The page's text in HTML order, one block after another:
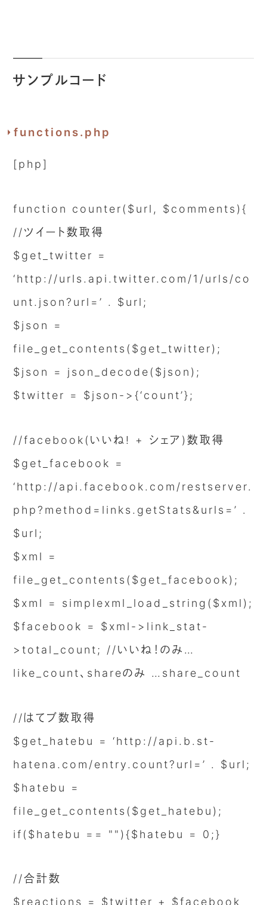
サンプルコード
functions.php
[php]
function counter($url, $comments){
//ツイート数取得
$get_twitter =
‘http://urls.api.twitter.com/1/urls/co
unt.json?url=’ . $url;
$json =
file_get_contents($get_twitter);
$json = json_decode($json);
$twitter = $json->{‘count’};
//facebook(いいね! + シェア)数取得
$get_facebook =
‘http://api.facebook.com/restserver.
php?method=links.getStats&urls=’ .
$url;
$xml =
file_get_contents($get_facebook);
$xml = simplexml_load_string($xml);
$facebook = $xml->link_stat-
>total_count; //いいね！のみ…
like_count、shareのみ …share_count
//はてブ数取得
$get_hatebu = ‘http://api.b.st-
hatena.com/entry.count?url=’ . $url;
$hatebu =
file_get_contents($get_hatebu);
if($hatebu == ""){$hatebu = 0;}
//合計数
$reactions = $twitter + $facebook